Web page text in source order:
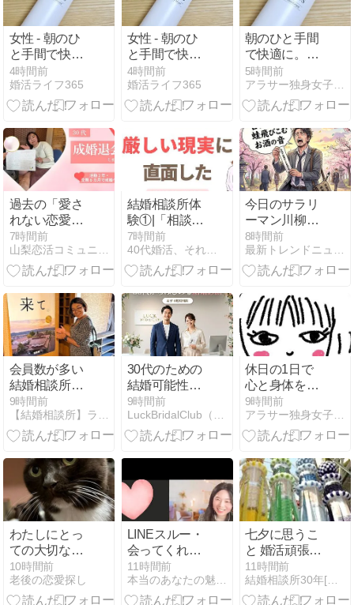
女性 - 朝のひ
と手間で快適
に。お出かけ
前にサッと使
えるデオドラ
4時間前
婚活ライフ365
女性 - 朝のひ
と手間で快適
に。お出かけ
前にサッと使
えるデオドラ
4時間前
婚活ライフ365
朝のひと手間
で快適に。お
出かけ前にサ
ッと使えるデ
オドラントケ
5時間前
過去の「愛さ
れない恋愛」
を卒業。自然
体の自分で掴
んだ本当の幸
成婚退会！
7時間前
山梨恋活コミュニティ〜wincere〜公式ブログ
結婚相談所体
験①|「相談所
にでもいけ
ば」と言われ
て入会した話
7時間前
40代婚活、それでも晴れる日のために
今日のサラリ
ーマン川柳の
お題は、人間
関係・同僚
8時間前
最新トレンドニュース情報107
会員数が多い
結婚相談所6
選！会員数最
多のおすすめ
結婚相談所
版】
9時間前
【結婚相談所】ラポールアンカーの婚活体験談
30代のための
結婚可能性診
断｜ラックブ
ライダルクラ
ブ
9時間前
LuckBridalClub（結婚相談所）
休日の1日で
心と身体をリ
セット。リピ
ートしている
ファスティン
9時間前
アラサー独身女子さゆりの徒然日記
わたしにとっ
ての大切なツ
ール
10時間前
老後の恋愛探し
LINEスルー・
会ってくれな
い 彼に本音を
言ったら３週
間で 結婚前提
11時間前
本当のあなたの魅力を咲かせる講座【true flower】
七夕に思うこ
と 婚活頑張り
ましょう！
11時間前
結婚相談所30年[婚活ブログ]仙台市青葉区